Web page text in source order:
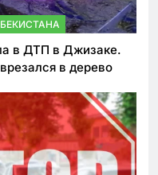
в ДТП в Джизаке.
в дерево